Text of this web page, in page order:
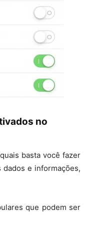
no
basta você fazer
dados e informações,
que podem ser